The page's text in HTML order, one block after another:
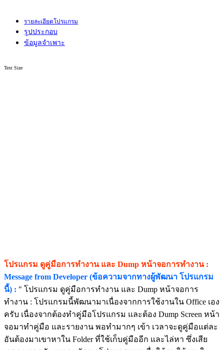
รายละเอียดโปรแกรม
รูปประกอบ
ข้อมูลจำเพาะ
Text Size
โปรแกรม ดูคู่มือการทำงาน และ Dump หน้าจอการทำงาน :
Message from Developer (ข้อความจากทางผู้พัฒนา โปรแกรม
นี้) : " โปรแกรม ดูคู่มือการทำงาน และ Dump หน้าจอการ
ทำงาน : โปรแกรมนี้พัฒนามาเนื่องจากการใช้งานใน Office เอง
ครับ เนื่องจากต้องทำคู่มือโปรแกรม และต้อง Dump Screen หน้า
จอมาทำคู่มือ และรายงาน พอทำมากๆ เข้า เวลาจะดูคู่มือแต่ละ
อันต้องมาเขาหาใน Folder ที่ใช้เก็บคู่มืออีก และไล่หา ซึ่งเสีย